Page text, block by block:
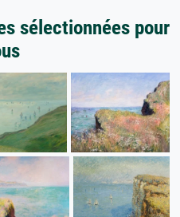
sélectionnées pour